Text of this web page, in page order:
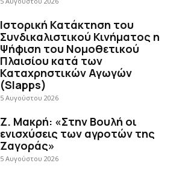
Ιστορική Κατάκτηση του
Συνδικαλιστικού Κινήματος η
Ψήφιση του Νομοθετικού
Πλαισίου κατά των
Καταχρηστικών Αγωγών
(Slapps)
5 Αυγούστου 2026
Ζ. Μακρή: «Στην Βουλή οι
ενισχύσεις των αγροτών της
Ζαγοράς»
5 Αυγούστου 2026